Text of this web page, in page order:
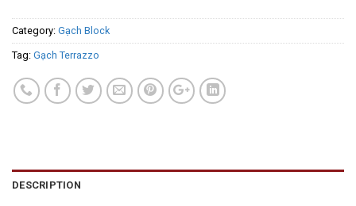
Category: Gạch Block
Tag: Gạch Terrazzo
DESCRIPTION